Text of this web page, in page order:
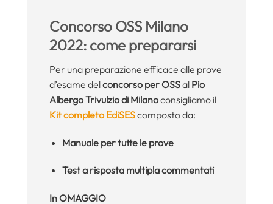
Concorso OSS Milano
2022: come prepararsi
Per una preparazione efficace alle prove
d’esame delconcorso per OSSal Pio
Albergo Trivulzio di Milanoconsigliamo il
Kit completo EdiSEScomposto da:
Manuale per tutte le prove
Test a risposta multipla commentati
In OMAGGIO